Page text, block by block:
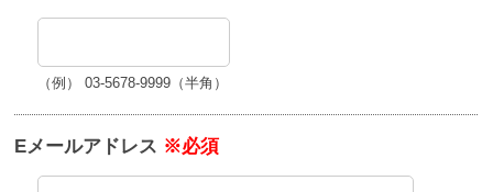
（例） 03-5678-9999（半角）
Eメールアドレス ※必須